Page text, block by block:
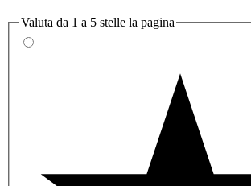
Valuta da 1 a 5 stelle la pagina